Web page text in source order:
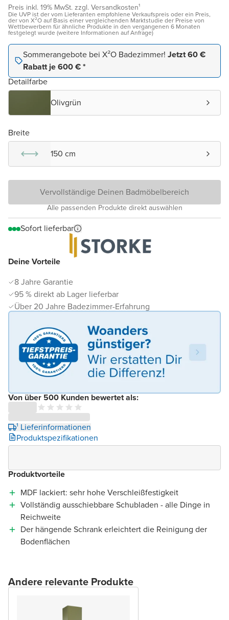
Deine Vorteile
8 Jahre Garantie
95 % direkt ab Lager lieferbar
Über 20 Jahre Badezimmer-Erfahrung
Von über 500 Kunden bewertet als:
¹ Lieferinformationen
Produktspezifikationen
Preis inkl. 19% MwSt. zzgl. Versandkosten¹
Die UVP ist der vom Lieferanten empfohlene Verkaufspreis oder ein Preis,
der von X²O auf Basis einer vergleichenden Marktstudie der Preise von
Wettbewerbern für ähnliche Produkte in den vergangenen 6 Monaten
festgelegt wurde (weitere Informationen auf Anfrage)
Sommerangebote bei X²O Badezimmer! Jetzt 60 €
Rabatt je 600 € *
Detailfarbe
Olivgrün
Breite
150 cm
Vervollständige Deinen Badmöbelbereich
Alle passenden Produkte direkt auswählen
Sofort lieferbar
Produktvorteile
MDF lackiert: sehr hohe Verschleißfestigkeit
Vollständig ausschiebbare Schubladen - alle Dinge in
Reichweite
Der hängende Schrank erleichtert die Reinigung der
Bodenflächen
Andere relevante Produkte